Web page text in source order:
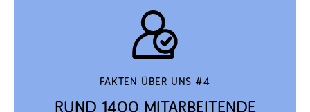
Fakten über uns #4
Rund 1400 Mitarbeitende